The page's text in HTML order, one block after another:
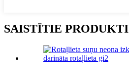
SAISTĪTIE PRODUKTI